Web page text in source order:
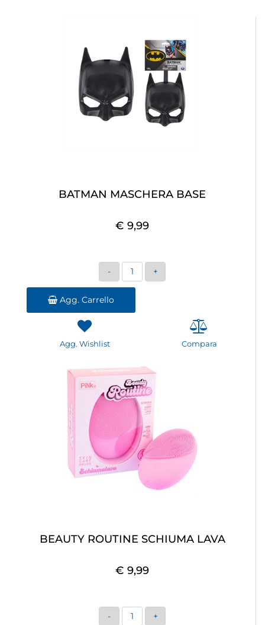
BATMAN MASCHERA BASE
€ 9,99
Quantità
Agg. Carrello
Agg. Wishlist Compara
BEAUTY ROUTINE SCHIUMA LAVA
€ 9,99
Quantità